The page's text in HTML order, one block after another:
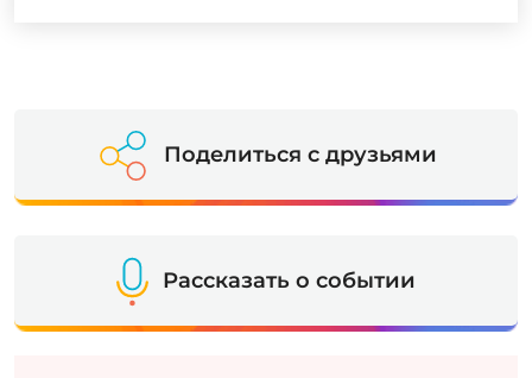
Поделиться с друзьями
Рассказать о событии